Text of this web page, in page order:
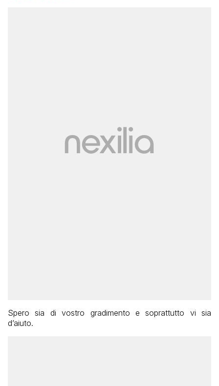
Spero sia di vostro gradimento e soprattutto vi sia
d’aiuto.